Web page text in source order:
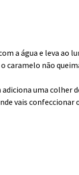
a água e leva ao
caramelo não
uma colher
vais confeccionar